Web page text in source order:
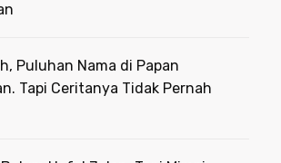
Puluhan Nama di Papan
Tapi Ceritanya Tidak Pernah